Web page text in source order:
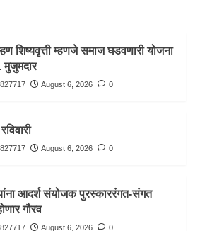
शिष्यवृत्ती म्हणजे समाज घडवणारी योजना
मुजुमदार
August 6, 2026
0
August 6, 2026
0
आदर्श संयोजक पुरस्काररंगत-संगत
गौरव
August 6, 2026 0